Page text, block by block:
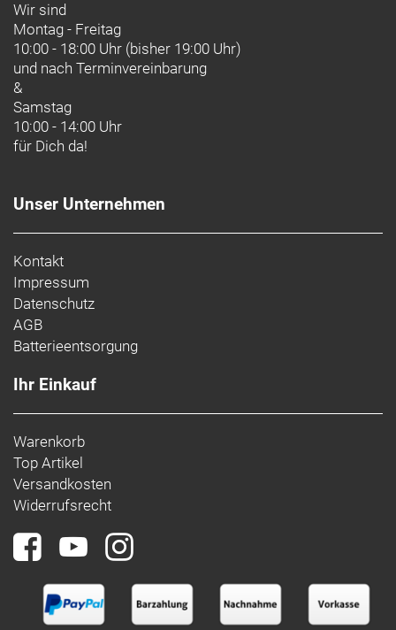
Wir sind
Montag - Freitag
10:00 - 18:00 Uhr (bisher 19:00 Uhr)
und nach Terminvereinbarung
&
Samstag
10:00 - 14:00 Uhr
für Dich da!
Unser Unternehmen
Kontakt
Impressum
Datenschutz
AGB
Batterieentsorgung
Ihr Einkauf
Warenkorb
Top Artikel
Versandkosten
Widerrufsrecht